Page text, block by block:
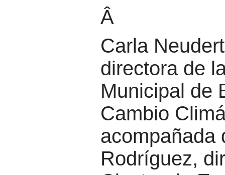
Â
Carla
directora de
Municipal de
Cambio
acompañada
Rodríguez,